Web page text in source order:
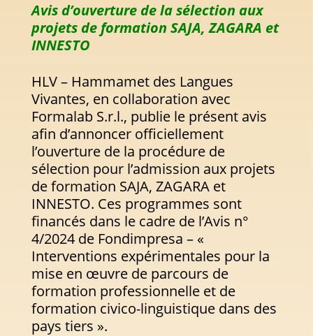
Avis d’ouverture de la sélection aux
projets de formation SAJA, ZAGARA et
INNESTO
HLV – Hammamet des Langues
Vivantes, en collaboration avec
Formalab S.r.l., publie le présent avis
afin d’annoncer officiellement
l’ouverture de la procédure de
sélection pour l’admission aux projets
de formation SAJA, ZAGARA et
INNESTO. Ces programmes sont
financés dans le cadre de l’Avis n°
4/2024 de Fondimpresa – «
Interventions expérimentales pour la
mise en œuvre de parcours de
formation professionnelle et de
formation civico-linguistique dans des
pays tiers ».